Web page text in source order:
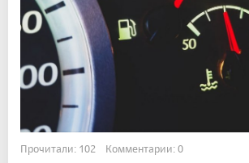
Прочитали: 102 Комментарии: 0